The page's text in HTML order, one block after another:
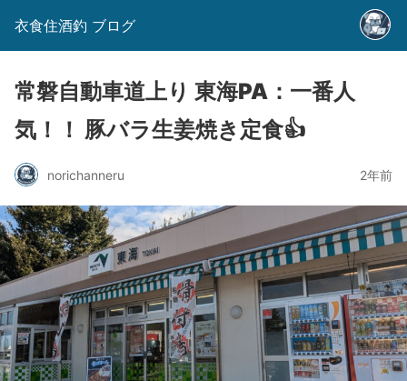
衣食住酒釣 ブログ
常磐自動車道上り 東海PA：一番人
気！！ 豚バラ生姜焼き定食👍
norichanneru 2年前